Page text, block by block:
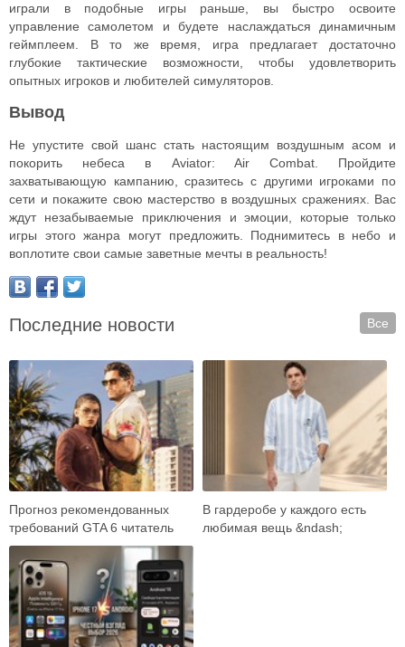
играли в подобные игры раньше, вы быстро освоите
управление самолетом и будете наслаждаться динамичным
геймплеем. В то же время, игра предлагает достаточно
глубокие тактические возможности, чтобы удовлетворить
опытных игроков и любителей симуляторов.
Вывод
Не упустите свой шанс стать настоящим воздушным асом и
покорить небеса в Aviator: Air Combat. Пройдите
захватывающую кампанию, сразитесь с другими игроками по
сети и покажите свою мастерство в воздушных сражениях. Вас
ждут незабываемые приключения и эмоции, которые только
игры этого жанра могут предложить. Поднимитесь в небо и
воплотите свои самые заветные мечты в реальность!
Все
Последние новости
Прогноз рекомендованных
требований GTA 6 читатель
встречает как готовый ответ:
вот карта …
В гардеробе у каждого есть
любимая вещь &ndash;